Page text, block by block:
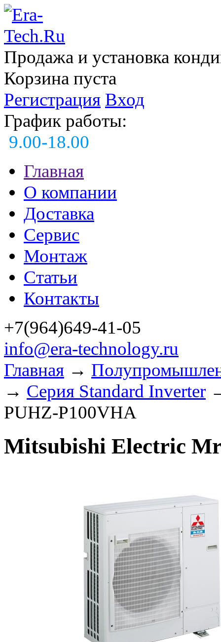
Продажа и установка
Корзина пуста
Регистрация Вход
График работы:
9.00-18.00
Главная
О компании
Доставка
Сервис
Монтаж
Статьи
Контакты
+7(964)649-41-05
info@era-technology.ru
Главная →
→ Серия Standard Inverter
PUHZ-P100VHA
Mitsubishi Electric